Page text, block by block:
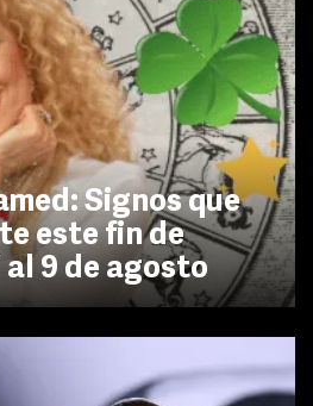
Signos que
este fin de
al 9 de agosto